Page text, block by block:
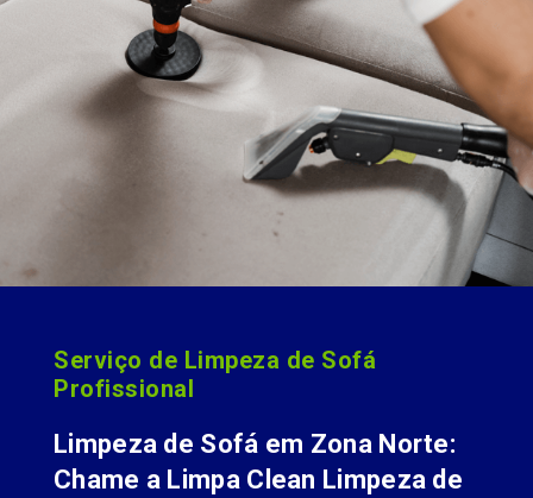
Serviço de Limpeza de Sofá
Profissional
Limpeza de Sofá em Zona Norte:
Chame a Limpa Clean Limpeza de